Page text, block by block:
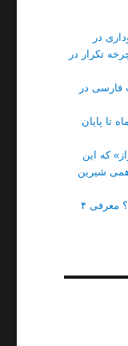
در
با «پایتخت7» و چرخه تکرار در
فارسی در
تا پایان
که این
شیرین
از کجا اکانت اسپاتیفای پرمیوم بخریم؟ معرفی ۴